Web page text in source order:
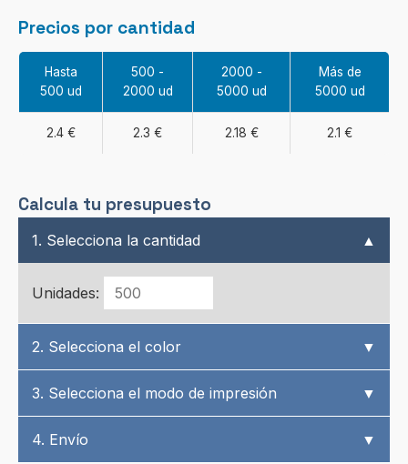
Precios por cantidad
Hasta
500 ud
500 -
2000 ud
2000 -
5000 ud
Más de
5000 ud
2.4 € 2.3 € 2.18 € 2.1 €
Calcula tu presupuesto
1. Selecciona la cantidad ▲
Unidades:
2. Selecciona el color ▼
3. Selecciona el modo de impresión ▼
4. Envío ▼